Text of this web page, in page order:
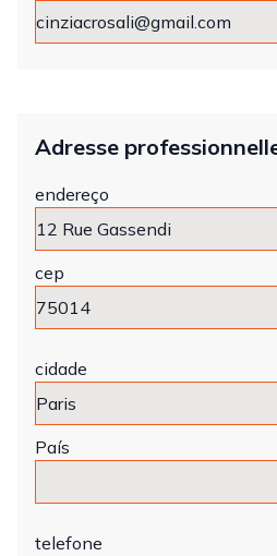
Adresse
endereço
cep
cidade
País
telefone